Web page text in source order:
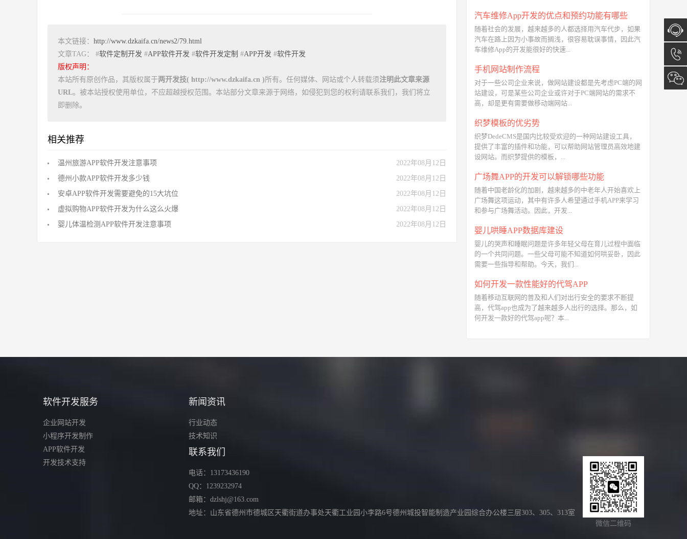
本文链接： http://www.dzkaifa.cn/news2/79.html
文章TAG： #软件定制开发 #APP软件开发 #软件开发定制 #APP开发 #软件开发
版权声明：
本站所有原创作品，其版权属于两开发技( http://www.dzkaifa.cn )所有。任何媒体、网站或个人转载须注明此文章来源
URL。被本站授权使用单位，不应超越授权范围。本站部分文章来源于网络，如侵犯到您的权利请联系我们，我们将立
即删除。
相关推荐
温州旅游APP软件开发注意事项
2022年08月12日
德州小款APP软件开发多少钱
2022年08月12日
安卓APP软件开发需要避免的15大坑位
2022年08月12日
虚拟购物APP软件开发为什么这么火爆
2022年08月12日
婴儿体温检测APP软件开发注意事项
2022年08月12日
汽车维修App开发的优点和预约功能有哪些
随着社会的发展，越来越多的人都选择用汽车代步，如果
汽车在路上因为小事故而搁浅，很容易耽误事情，因此汽
车维修App的开发能很好的快速...
手机网站制作流程
对于一些公司企业来说，做网站建设都是先考虑PC端的网
站建设，可是某些公司企业或许对于PC端网站的需求不
高，却是更有需要做移动端网站...
织梦模板的优劣势
织梦DedeCMS是国内比较受欢迎的一种网站建设工具，
提供了丰富的插件和功能，可以帮助网站管理员高效地建
设网站。而织梦提供的模板，...
广场舞APP的开发可以解锁哪些功能
随着中国老龄化的加剧，越来越多的中老年人开始喜欢上
广场舞这项运动，其中有许多人希望通过手机APP来学习
和参与广场舞活动。因此，开发...
婴儿哄睡APP数据库建设
婴儿的哭声和睡眠问题是许多年轻父母在育儿过程中面临
的一个共同问题。一些父母可能不知道如何哄妥卧，因此
需要一些指导和帮助。今天，我们...
如何开发一款性能好的代驾APP
随着移动互联网的普及和人们对出行安全的要求不断提
高，代驾app也成为了越来越多人出行的选择。那么，如
何开发一款好的代驾app呢？本...
软件开发服务
企业网站开发
小程序开发制作
APP软件开发
开发技术支持
新闻资讯
行业动态
技术知识
联系我们
电话：13173436190
QQ：1239232974
邮箱：dzlshj@163.com
地址：山东省德州市德城区天衢街道办事处天衢工业园小李路6号德州城投智能制造产业园综合办公楼三层303、305、313室
微信二维码
在线咨
询